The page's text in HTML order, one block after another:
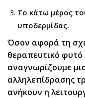
Το κάτω μέρος
υποδερμίδας.
Όσον αφορά τη
θεραπευτικό
αναγνωρίζουμε
αλληλεπίδρασης
ανήκουν η